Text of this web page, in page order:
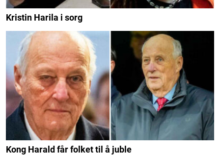
Kristin Harila i sorg
Kong Harald får folket til å juble